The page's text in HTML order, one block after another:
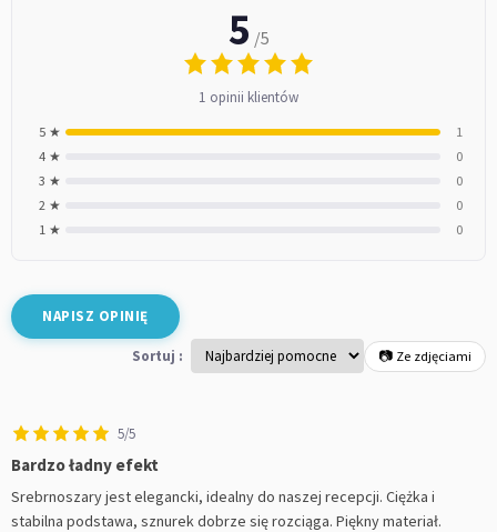
5 /5
1 opinii klientów
5 ★
1
4 ★
0
3 ★
0
2 ★
0
1 ★
0
NAPISZ OPINIĘ
Sortuj : 📷 Ze zdjęciami
5/5
Bardzo ładny efekt
Srebrnoszary jest elegancki, idealny do naszej recepcji. Ciężka i
stabilna podstawa, sznurek dobrze się rozciąga. Piękny materiał.